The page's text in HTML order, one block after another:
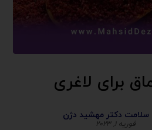
برای لاغری
سلامت دکتر مهشید دژن
فوریه ۱, ۲۰۲۳